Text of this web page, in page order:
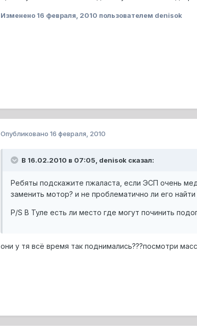
Изменено 16 февраля, 2010 пользователем denisok
Опубликовано 16 февраля, 2010
В 16.02.2010 в 07:05, denisok сказал:
Ребяты подскажите пжаласта, если ЭСП очень
заменить мотор? и не проблематично ли его
P/S В Туле есть ли место где могут починить
они у тя всё время так поднимались???посмотри